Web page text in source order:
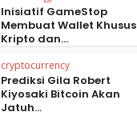
Inisiatif GameStop
Membuat Wallet Khusus
Kripto dan...
cryptocurrency
Prediksi Gila Robert
Kiyosaki Bitcoin Akan
Jatuh...